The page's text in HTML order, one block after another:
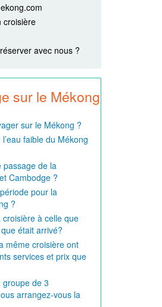
croisière
avec nous ?
sur le Mékong
sur le Mékong ?
faible du Mékong
passage de la
Cambodge ?
pour la
?
à celle que
que était arrivé?
même croisière ont
services et prix que
groupe de 3
arrangez-vous la